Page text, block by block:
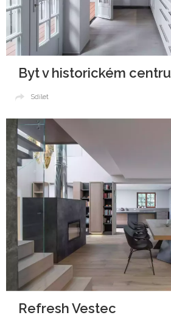
Byt v historickém centru
Sdílet
Refresh Vestec